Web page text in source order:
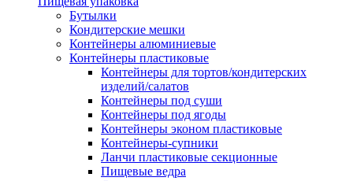
Бутылки
Кондитерские мешки
Контейнеры алюминиевые
Контейнеры пластиковые
Контейнеры для тортов/кондитерских
изделий/салатов
Контейнеры под суши
Контейнеры под ягоды
Контейнеры эконом пластиковые
Контейнеры-супники
Ланчи пластиковые секционные
Пищевые ведра